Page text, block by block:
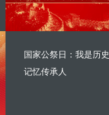
国家公祭日：我是历史
记忆传承人